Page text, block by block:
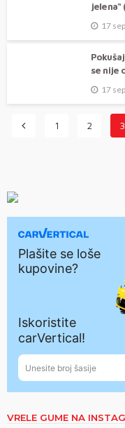
jelena“
17
se nije
17
1 2 3
VRELE GUME NA